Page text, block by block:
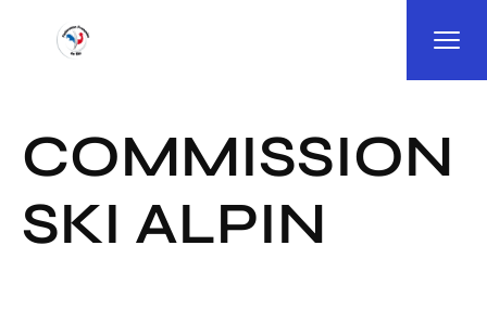
COMMISSION
SKI ALPIN